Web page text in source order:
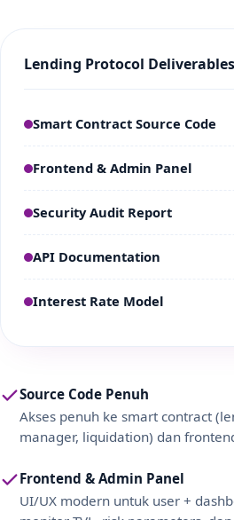
Lending Protocol Deliverables
Smart Contract Source Code
Frontend & Admin Panel
Security Audit Report
API Documentation
Interest Rate Model
Source Code Penuh
Akses penuh ke smart contract
manager, liquidation) dan
Frontend & Admin Panel
UI/UX modern untuk user +